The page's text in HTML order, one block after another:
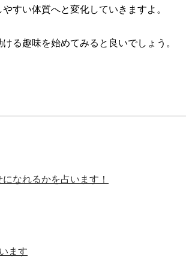
すい体質へと変化していきますよ。
る趣味を始めてみると良いでしょう。
なれるかを占います！
ます